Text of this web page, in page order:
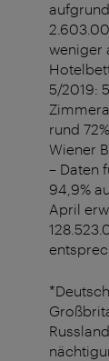
weniger
5/2019:
rund
Wiener
– Daten
94,9%
April